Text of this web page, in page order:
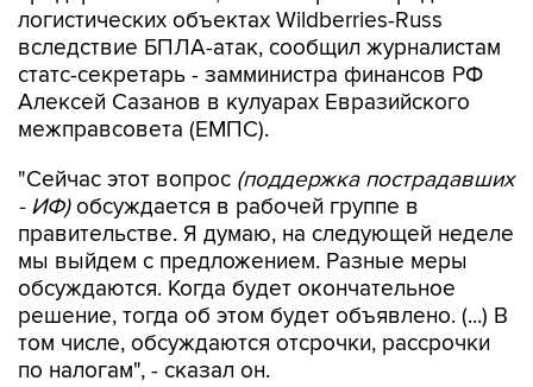
логистических объектах Wildberries-Russ
вследствие БПЛА-атак, сообщил журналистам
статс-секретарь - замминистра финансов РФ
Алексей Сазанов в кулуарах Евразийского
межправсовета (ЕМПС).
"Сейчас этот вопрос (поддержка пострадавших
- ИФ)обсуждается в рабочей группе в
правительстве. Я думаю, на следующей неделе
мы выйдем с предложением. Разные меры
обсуждаются. Когда будет окончательное
решение, тогда об этом будет объявлено. (...) В
том числе, обсуждаются отсрочки, рассрочки
по налогам", - сказал он.